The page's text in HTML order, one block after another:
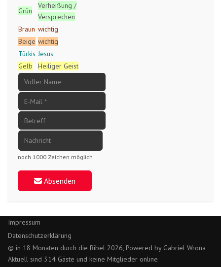
Grün
Verheißung /
Versprechen
Braun wichtig
Beige wichtig
Türkis Jesus
Gelb
Heiliger Geist
noch 1000 Zeichen möglich
Absenden
Impressum
Datenschutzerklärung
© in 18 Monaten durch die Bibel 2026, Powered by Gabriel Wrona
Aktuell sind 314 Gäste und keine Mitglieder online